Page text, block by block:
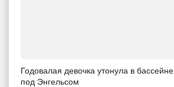
Годовалая девочка утонула в бассейне
под Энгельсом